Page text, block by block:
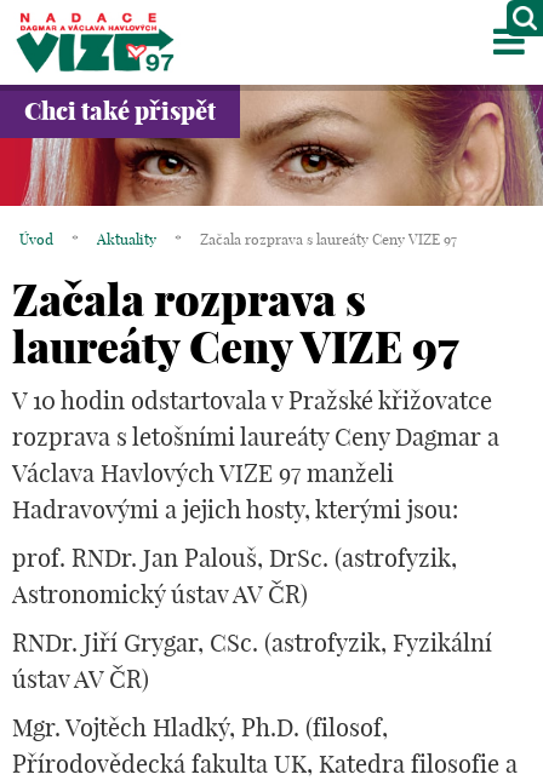
O NÁS
PROJEKTY
GALERIE
KONTAKTY
OBCHOD
KOŠÍK
EN
Chci také přispět
Úvod * Aktuality * Začala rozprava s laureáty Ceny VIZE 97
Začala rozprava s
laureáty Ceny VIZE 97
V 10 hodin odstartovala v Pražské křižovatce
rozprava s letošními laureáty Ceny Dagmar a
Václava Havlových VIZE 97 manželi
Hadravovými a jejich hosty, kterými jsou:
prof. RNDr. Jan Palouš, DrSc. (astrofyzik,
Astronomický ústav AV ČR)
RNDr. Jiří Grygar, CSc. (astrofyzik, Fyzikální
ústav AV ČR)
Mgr. Vojtěch Hladký, Ph.D. (filosof,
Přírodovědecká fakulta UK, Katedra filosofie a